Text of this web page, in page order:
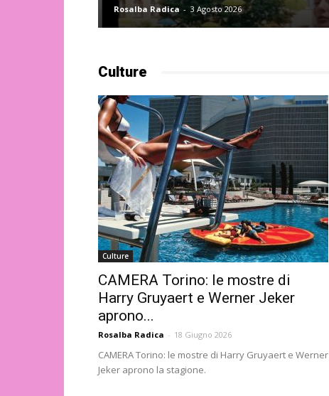
Rosalba Radica - 3 Agosto 2026
Culture
Culture
CAMERA Torino: le mostre di
Harry Gruyaert e Werner Jeker
aprono...
Rosalba Radica - 18 Giugno 2026
CAMERA Torino: le mostre di Harry Gruyaert e Werner
Jeker aprono la stagione.